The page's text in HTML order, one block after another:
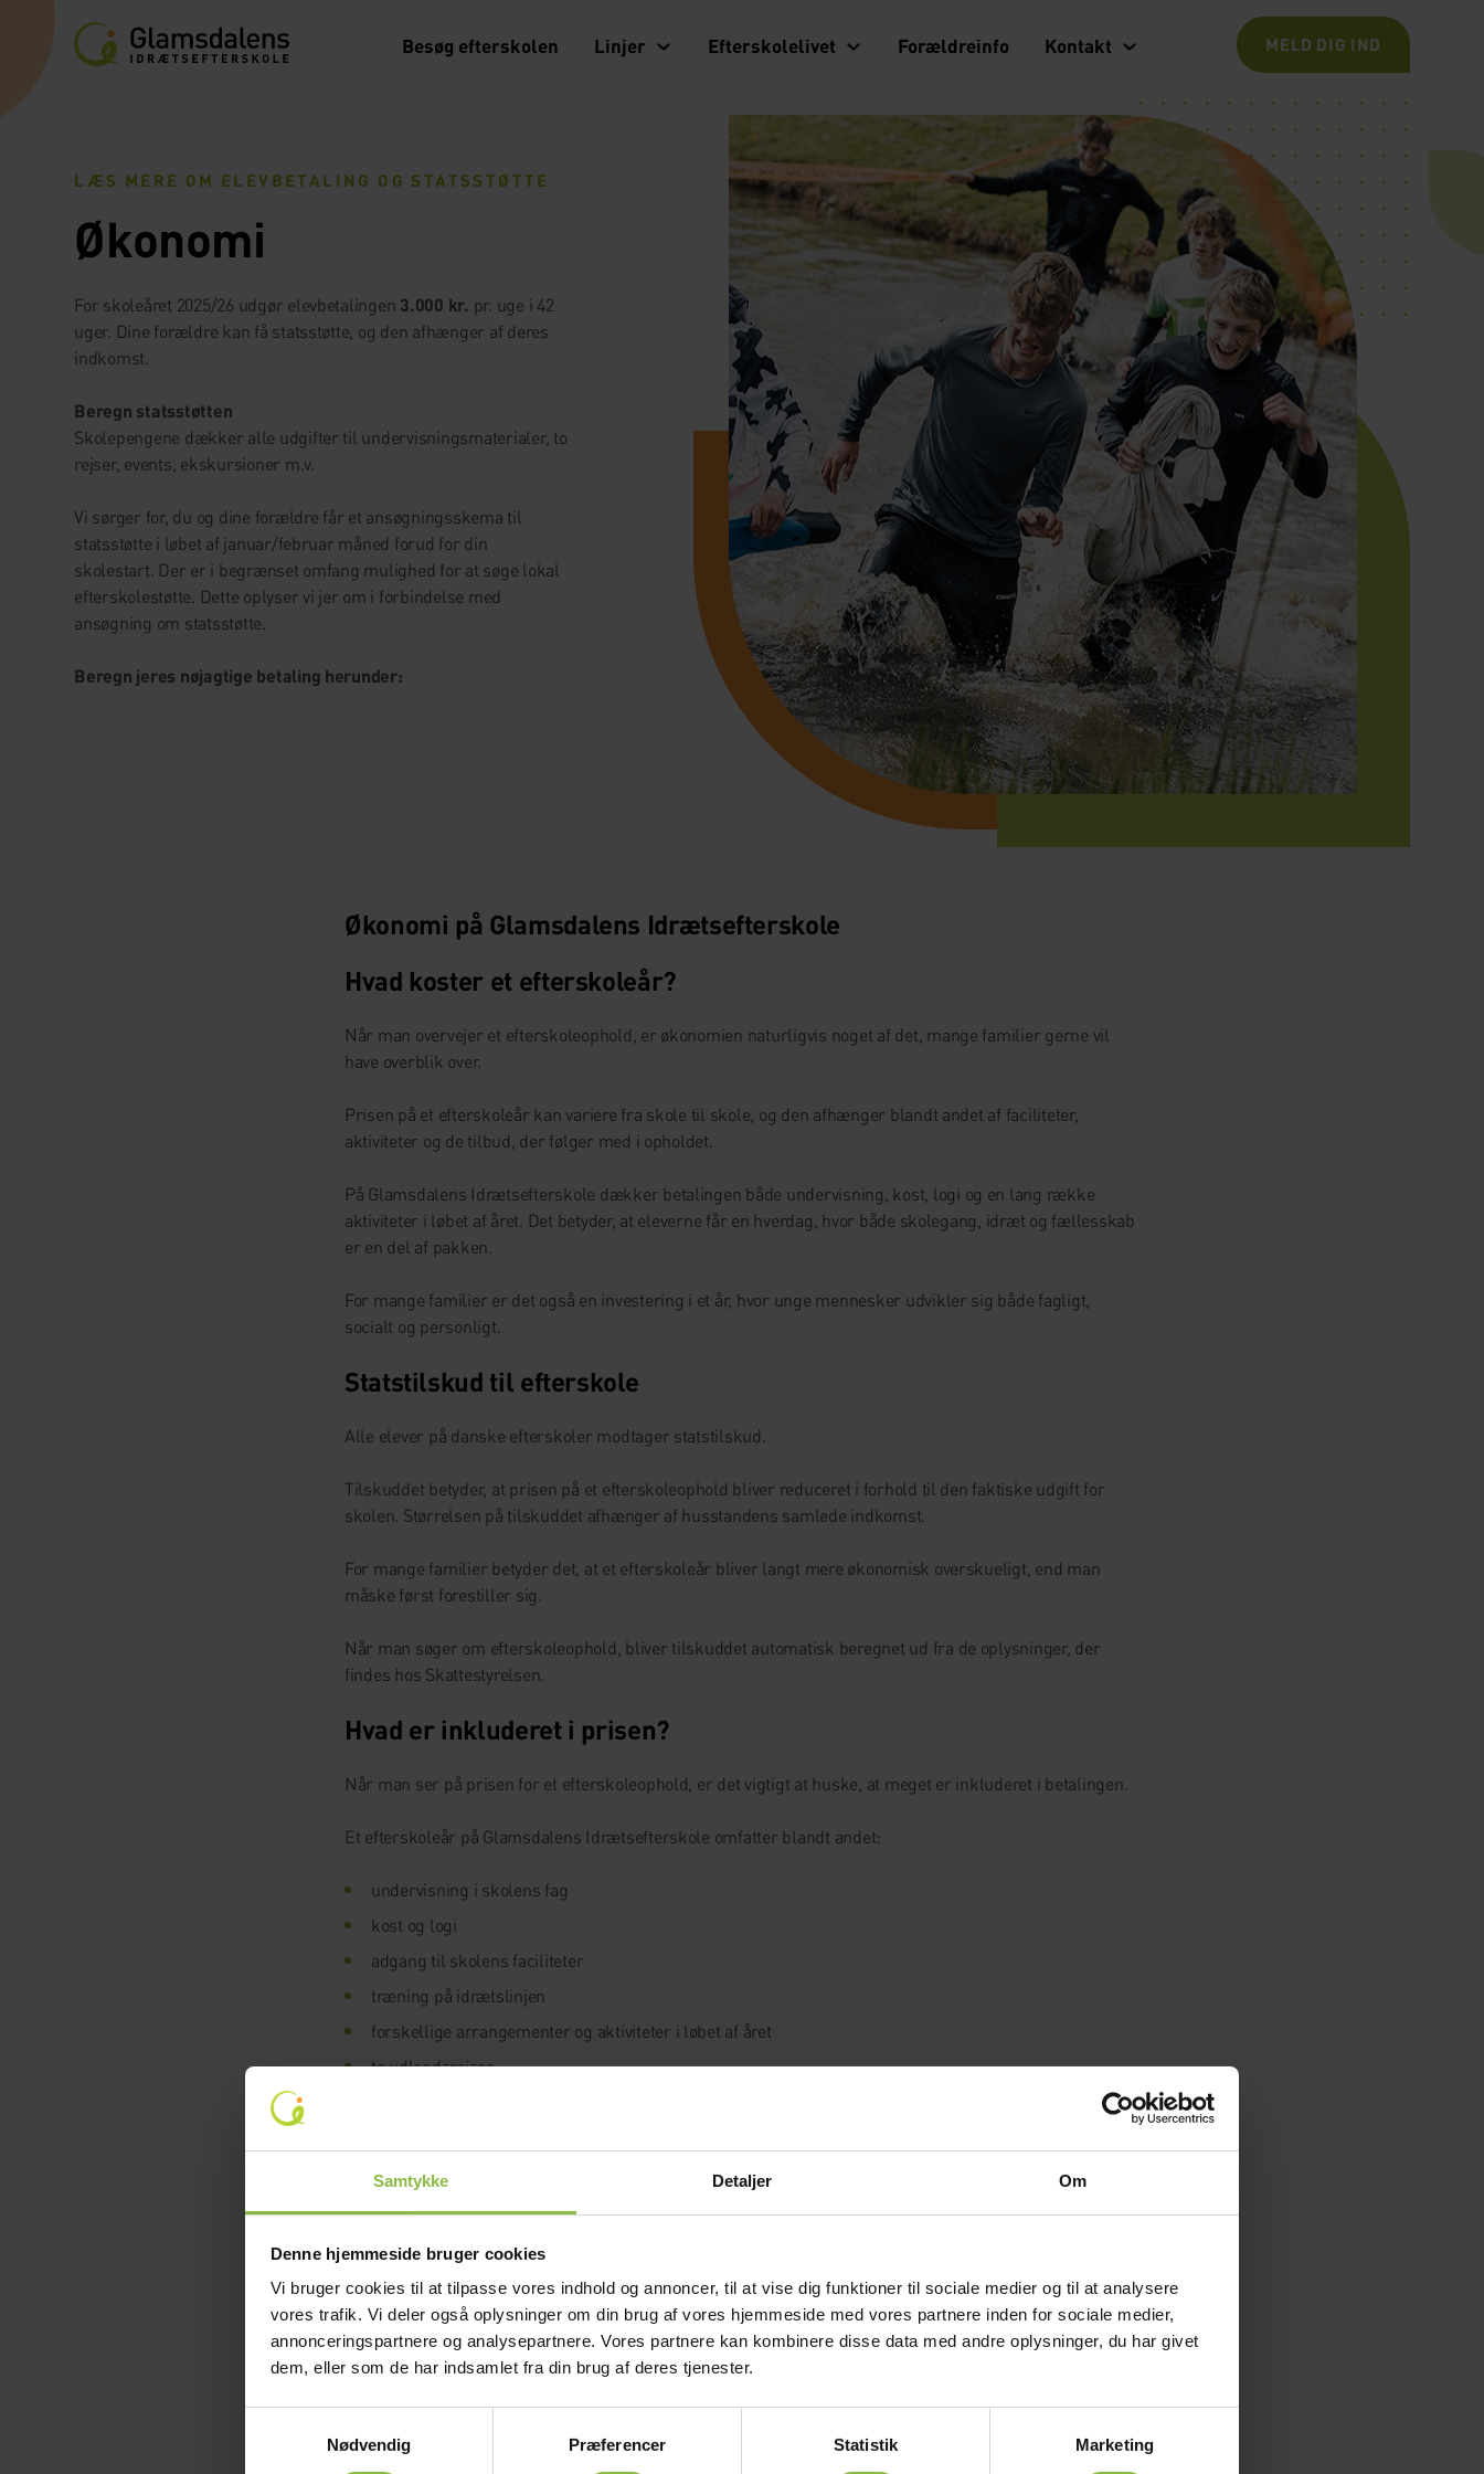
Samtykke Detaljer Om
Denne hjemmeside bruger cookies
Vi bruger cookies til at tilpasse vores indhold og annoncer, til at vise dig funktioner til sociale medier og til at analysere
vores trafik. Vi deler også oplysninger om din brug af vores hjemmeside med vores partnere inden for sociale medier,
annonceringspartnere og analysepartnere. Vores partnere kan kombinere disse data med andre oplysninger, du har givet
dem, eller som de har indsamlet fra din brug af deres tjenester.
Nødvendig
Præferencer Statistik Marketing
Besøg efterskolen Linjer Efterskolelivet Forældreinfo Kontakt MELD DIG IND
LÆS MERE OM ELEVBETALING OG STATSSTØTTE
Økonomi
For skoleåret 2025/26 udgør elevbetalingen 3.000 kr. pr. uge i 42
uger. Dine forældre kan få statsstøtte, og den afhænger af deres
indkomst.
Beregn statsstøtten
Skolepengene dækker alle udgifter til undervisningsmaterialer, to
rejser, events, ekskursioner m.v.
Vi sørger for, du og dine forældre får et ansøgningsskema til
statsstøtte i løbet af januar/februar måned forud for din
skolestart. Der er i begrænset omfang mulighed for at søge lokal
efterskolestøtte. Dette oplyser vi jer om i forbindelse med
ansøgning om statsstøtte.
Beregn jeres nøjagtige betaling herunder:
Økonomi på Glamsdalens Idrætsefterskole
Hvad koster et efterskoleår?
Når man overvejer et efterskoleophold, er økonomien naturligvis noget af det, mange familier gerne vil
have overblik over.
Prisen på et efterskoleår kan variere fra skole til skole, og den afhænger blandt andet af faciliteter,
aktiviteter og de tilbud, der følger med i opholdet.
På Glamsdalens Idrætsefterskole dækker betalingen både undervisning, kost, logi og en lang række
aktiviteter i løbet af året. Det betyder, at eleverne får en hverdag, hvor både skolegang, idræt og fællesskab
er en del af pakken.
For mange familier er det også en investering i et år, hvor unge mennesker udvikler sig både fagligt,
socialt og personligt.
Statstilskud til efterskole
Alle elever på danske efterskoler modtager statstilskud.
Tilskuddet betyder, at prisen på et efterskoleophold bliver reduceret i forhold til den faktiske udgift for
skolen. Størrelsen på tilskuddet afhænger af husstandens samlede indkomst.
For mange familier betyder det, at et efterskoleår bliver langt mere økonomisk overskueligt, end man
måske først forestiller sig.
Når man søger om efterskoleophold, bliver tilskuddet automatisk beregnet ud fra de oplysninger, der
findes hos Skattestyrelsen.
Hvad er inkluderet i prisen?
Når man ser på prisen for et efterskoleophold, er det vigtigt at huske, at meget er inkluderet i betalingen.
Et efterskoleår på Glamsdalens Idrætsefterskole omfatter blandt andet:
undervisning i skolens fag
kost og logi
adgang til skolens faciliteter
træning på idrætslinjen
forskellige arrangementer og aktiviteter i løbet af året
to udlandsrejser
For mange elever bliver det netop kombinationen af skole, idræt og fællesskab, der gør året til noget helt
Økonomi og planlægning
For mange familier er et efterskoleophold noget, man planlægger i god tid.
Nogle vælger at spare op i årene op til efterskoleåret, mens andre fordeler betalingen løbende over året.
Det vigtigste er ofte at få et klart overblik over økonomien, så man ved, hvad der er inkluderet i prisen, og
hvordan betalingen er opbygget.